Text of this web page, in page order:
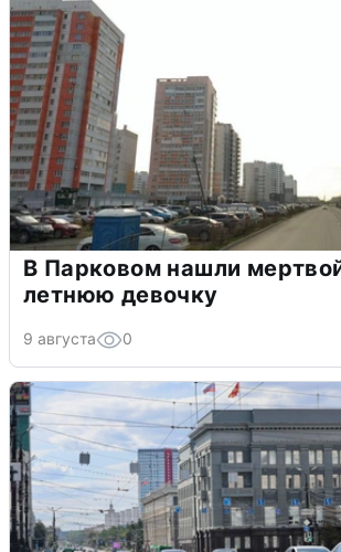
В Парковом нашли
летнюю девочку
9 августа 0